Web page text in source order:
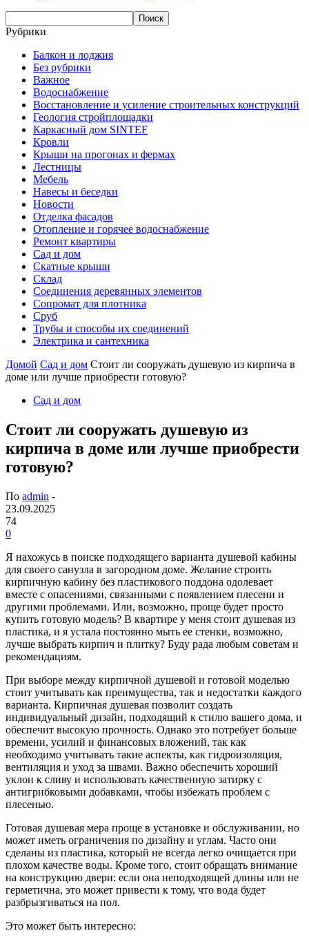
Рубрики
Балкон и лоджия
Без рубрики
Важное
Водоснабжение
Восстановление и усиление строительных конструкций
Геология стройплощадки
Каркасный дом SINTEF
Кровли
Крыши на прогонах и фермах
Лестницы
Мебель
Навесы и беседки
Новости
Отделка фасадов
Отопление и горячее водоснабжение
Ремонт квартиры
Сад и дом
Скатные крыши
Склад
Соединения деревянных элементов
Сопромат для плотника
Сруб
Трубы и способы их соединений
Электрика и сантехника
Домой Сад и дом Стоит ли сооружать душевую из кирпича в
доме или лучше приобрести готовую?
Сад и дом
Стоит ли сооружать душевую из
кирпича в доме или лучше приобрести
готовую?
По admin -
23.09.2025
74
0
Я нахожусь в поиске подходящего варианта душевой кабины
для своего санузла в загородном доме. Желание строить
кирпичную кабину без пластикового поддона одолевает
вместе с опасениями, связанными с появлением плесени и
другими проблемами. Или, возможно, проще будет просто
купить готовую модель? В квартире у меня стоит душевая из
пластика, и я устала постоянно мыть ее стенки, возможно,
лучше выбрать кирпич и плитку? Буду рада любым советам и
рекомендациям.
При выборе между кирпичной душевой и готовой моделью
стоит учитывать как преимущества, так и недостатки каждого
варианта. Кирпичная душевая позволит создать
индивидуальный дизайн, подходящий к стилю вашего дома, и
обеспечит высокую прочность. Однако это потребует больше
времени, усилий и финансовых вложений, так как
необходимо учитывать такие аспекты, как гидроизоляция,
вентиляция и уход за швами. Важно обеспечить хороший
уклон к сливу и использовать качественную затирку с
антигрибковыми добавками, чтобы избежать проблем с
плесенью.
Готовая душевая мера проще в установке и обслуживании, но
может иметь ограничения по дизайну и углам. Часто они
сделаны из пластика, который не всегда легко очищается при
плохом качестве воды. Кроме того, стоит обращать внимание
на конструкцию двери: если она неподходящей длины или не
герметична, это может привести к тому, что вода будет
разбрызгиваться на пол.
Это может быть интересно: